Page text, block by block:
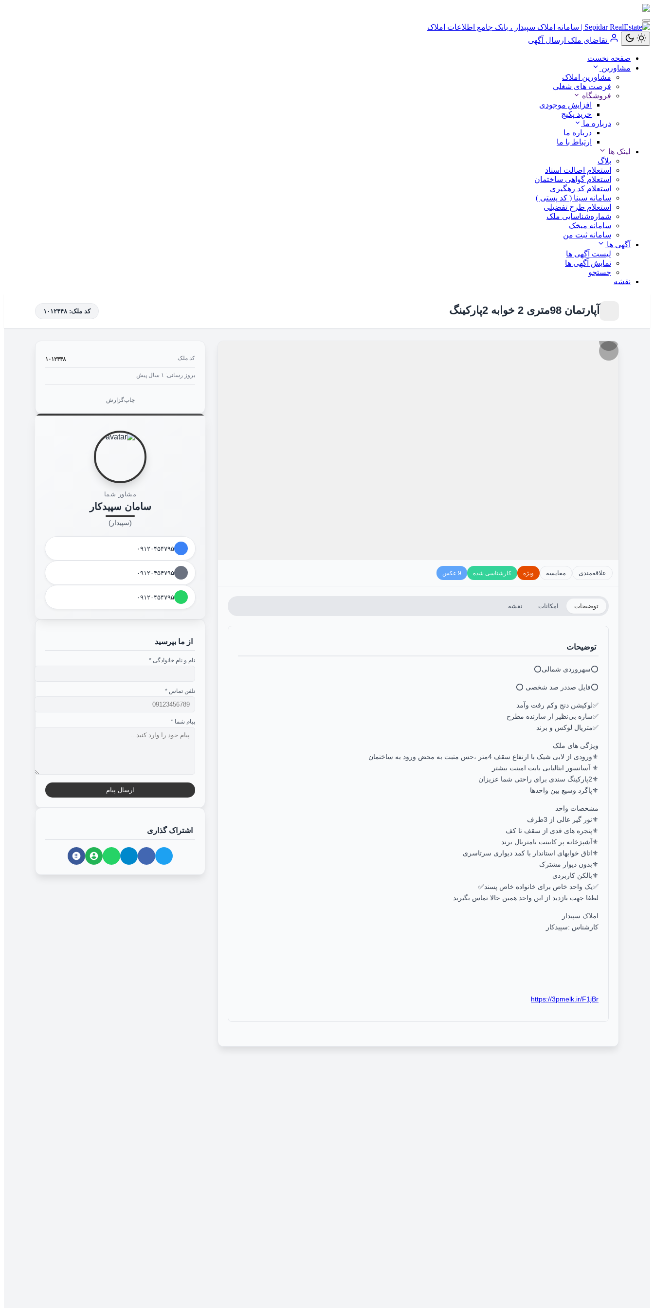
تقاضای ملک ارسال آگهی
صفحه نخست
مشاورین
مشاورین املاک
فرصت های شغلی
فروشگاه
افزایش موجودی
خرید پکیج
درباره ما
درباره ما
ارتباط با ما
لینک ها
بلاگ
استعلام اصالت اسناد
استعلام گواهی ساختمان
استعلام کد رهگیری
سامانه سینا ( کد پستی )
استعلام طرح تفضیلی
شماره‌شناسایی ملک
سامانه میخک
سامانه ثبت من
آگهی ها
لیست آگهی ها
نمایش آگهی ها
جستجو
نقشه
آپارتمان 98متری 2 خوابه 2پارکینگ کد ملک: ۱۰۱۲۴۴۸
علاقه‌مندی مقایسه ویژه کارشناسی شده 9 عکس
توضیحات امکانات نقشه
توضیحات
⭕️سهروردی شمالی⭕️
⭕️فایل صددر صد شخصی ⭕️
✅️لوکیشن دنج وکم رفت وآمد
✅️سازه بی‌نظیر از سازنده مطرح
✅️متریال لوکس و برند
ویژگی های ملک
⚜️ورودی از لابی شیک با ارتفاع سقف 4متر ،حس مثبت به محض ورود به ساختمان
⚜️ آسانسور ایتالیایی بابت امینت بیشتر
⚜️2پارکینگ سندی برای راحتی شما عزیزان
⚜️پاگرد وسیع بین واحدها
مشخصات واحد
⚜️نور گیر عالی از 3طرف
⚜️پنجره های قدی از سقف تا کف
⚜️آشپزخانه پر کابینت بامتریال برند
⚜️اتاق خوابهای استاندار با کمد دیواری سرتاسری
⚜️بدون دیوار مشترک
⚜️بالکن کاربردی
✅️یک واحد خاص برای خانواده خاص پسند✅️
لطفا جهت بازدید از این واحد همین حالا تماس بگیرید
املاک سپیدار
کارشناس :سپیدکار
https://3pmelk.ir/F1jBr
کد ملک ۱۰۱۲۴۴۸
بروز رسانی: ۱ سال پیش
چاپگزارش
مشاور شما
سامان سپیدکار
(سپیدار)
۰۹۱۲۰۴۵۴۷۹۵
۰۹۱۲۰۴۵۴۷۹۵
۰۹۱۲۰۴۵۴۷۹۵
از ما بپرسید
نام و نام خانوادگی *
تلفن تماس *
پیام شما *
ارسال پیام
اشتراک گذاری
کاربر
مهمان
ورود
به
حساب
نام